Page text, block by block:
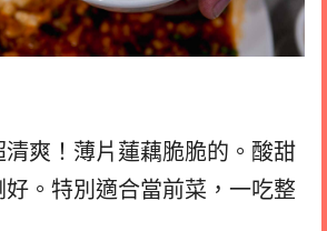
爽！薄片蓮藕脆脆的。酸甜
。特別適合當前菜，一吃整